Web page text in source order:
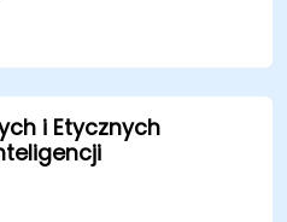
i Etycznych